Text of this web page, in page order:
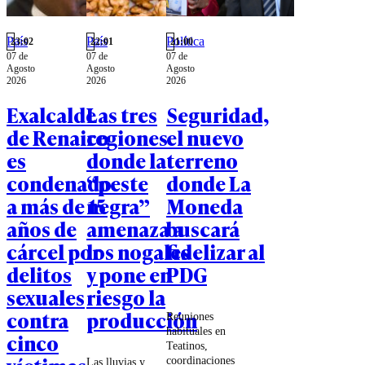
País
23:02
07 de
Agosto
2026
Exalcalde
de Renaico
es
condenado
a más de 15
años de
cárcel por
delitos
sexuales
contra
cinco
País
22:01
07 de
Agosto
2026
Las tres
regiones
donde la
“peste
negra”
amenaza a
los nogales
y pone en
riesgo la
producción
Las lluvias y
Política
21:00
07 de
Agosto
2026
Seguridad,
el nuevo
terreno
donde La
Moneda
buscará
fidelizar al
PDG
Reuniones
habituales en
Teatinos,
coordinaciones